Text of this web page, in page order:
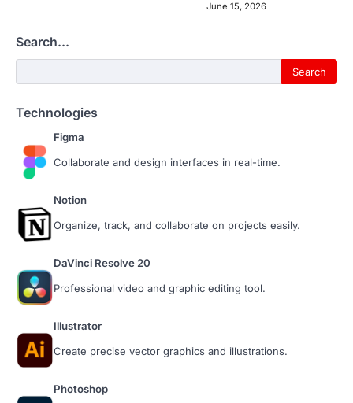
June 15, 2026
Search...
Search
Technologies
Figma
Collaborate and design interfaces in real-time.
Notion
Organize, track, and collaborate on projects easily.
DaVinci Resolve 20
Professional video and graphic editing tool.
Illustrator
Create precise vector graphics and illustrations.
Photoshop